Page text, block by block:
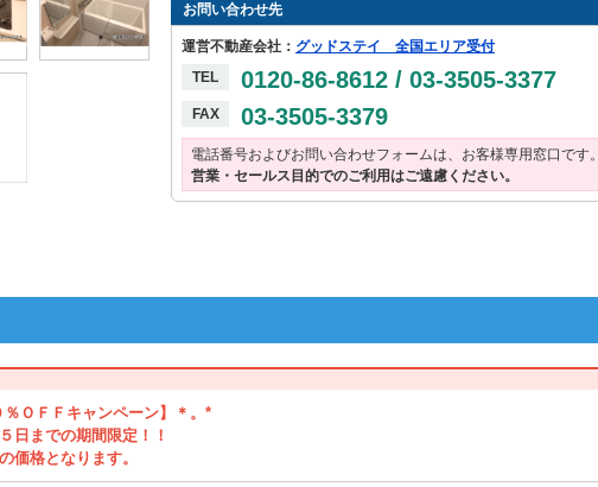
お問い合わせ先
運営不動産会社： グッドステイ 全国エリア受付
TEL
0120-86-8612 / 03-3505-3377
FAX 03-3505-3379
電話番号およびお問い合わせフォームは、お客様専用窓口です。
営業・セールス目的でのご利用はご遠慮ください。
ＯＦＦキャンペーン】＊。*
日までの期間限定！！
価格となります。